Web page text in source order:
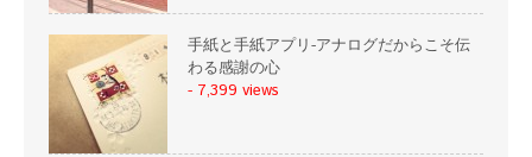
手紙と手紙アプリ-アナログだからこそ伝
わる感謝の心
- 7,399 views